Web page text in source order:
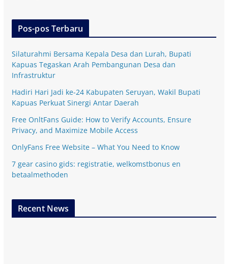
Pos-pos Terbaru
Silaturahmi Bersama Kepala Desa dan Lurah, Bupati
Kapuas Tegaskan Arah Pembangunan Desa dan
Infrastruktur
Hadiri Hari Jadi ke-24 Kabupaten Seruyan, Wakil Bupati
Kapuas Perkuat Sinergi Antar Daerah
Free OnltFans Guide: How to Verify Accounts, Ensure
Privacy, and Maximize Mobile Access
OnlyFans Free Website – What You Need to Know
7 gear casino gids: registratie, welkomstbonus en
betaalmethoden
Recent News